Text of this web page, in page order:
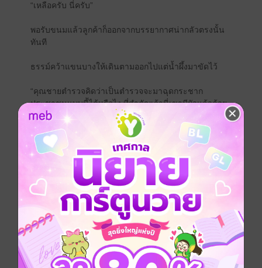
“เหลือครับ นี่ครับ”
พอรับขนมแล้วลูกค้าก็ออกจากบรรยากาศน่ากลัวตรงนั้น
ทันที
ธรรม์คว้าแขนบางให้เดินตามออกไปแต่น้ำผึ้งมาขัดไว้
“คุณชายตำรวจคิดว่าเป็นตำรวจจะมาฉุดกระชาก
ประชาชนแบบนี้ได้หรือไง ที่สำคัญเจ้านี่เขามีผัวแล้วด้วย
เดี๋ยวก็ได้ข้อหาพรากผัวพรากเมียอีกกระทงหรอก”
“นี่เมียผม”
ธรรม์พูดแค่นั้นก็จับจันผาพาดบ่าและเดินออกจากตรงนั้น
ไปคนที่มาจับจ่ายใช้สอยและพ่อค้าแม่ขายทั้งสองข้างทาง
มองกันเป็นตาเดียว
ข้อแนะนำการอ่าน
พ่อดอกไม้ คือ โอเมก้า คนที่ท้องได้และมีรอบเดือนคล้ายผู้
หญิง แต่ต่างกันตรงที่เมื่อรอบเดือนไม่สารมารถเจอผู้คนได้
เพราะพ่อดอกไม้จะมีกลิ่นที่ปล่อยออกมาเพื่อสมสู่ คล้ายสัตว์
ที่ไม่มีความยับยั้งชั่งใจ อาการเหล่านี้สามารถกินยาเพื่อ